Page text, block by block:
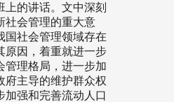
上的讲话。文中深刻
社会管理的重大意
国社会管理领域存在
原因，着重就进一步
管理格局，进一步加
府主导的维护群众权
加强和完善流动人口